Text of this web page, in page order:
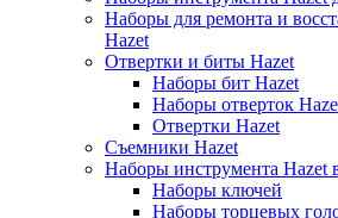
Наборы для ремонта и
Hazet
Отвертки и биты Hazet
Наборы бит Hazet
Наборы отверток
Отвертки Hazet
Съемники Hazet
Наборы инструмента Hazet
Наборы ключей
Наборы торцевых